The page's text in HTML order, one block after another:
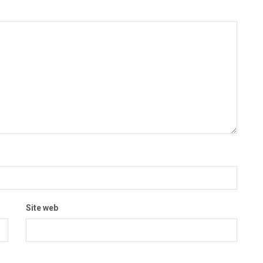
Site web